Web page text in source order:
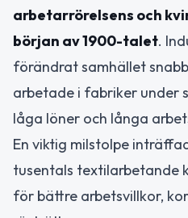
arbetarrörelsens och
början av 1900-talet.
förändrat samhället
arbetade i fabriker under
låga löner och långa
En viktig milstolpe
tusentals textilarbetande
för bättre arbetsvillkor,